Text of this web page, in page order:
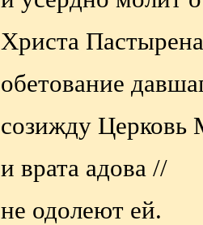
Христа
обетование
созижду
и врата адова //
не одолеют ей.